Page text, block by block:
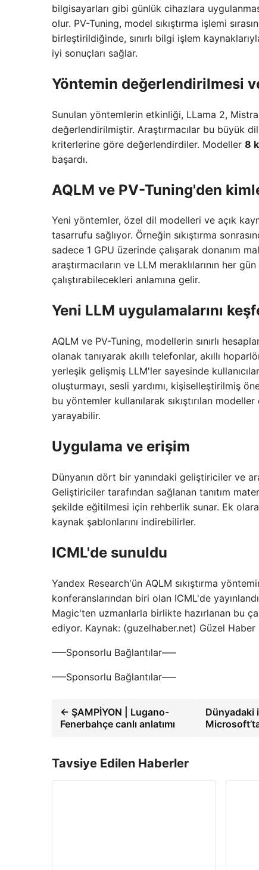
bilgisayarları gibi günlük cihazlara
olur. PV-Tuning, model sıkıştırma işlemi
birleştirildiğinde, sınırlı bilgi işlem
iyi sonuçları sağlar.
Yöntemin değerlendirilmesi
Sunulan yöntemlerin etkinliği, LLama 2,
değerlendirilmiştir. Araştırmacılar bu büyük
kriterlerine göre değerlendirdiler. Modeller 8
başardı.
AQLM ve PV-Tuning'den
Yeni yöntemler, özel dil modelleri ve açık
tasarrufu sağlıyor. Örneğin sıkıştırma
sadece 1 GPU üzerinde çalışarak donanım
araştırmacıların ve LLM meraklılarının her
çalıştırabilecekleri anlamına gelir.
Yeni LLM uygulamalarını
AQLM ve PV-Tuning, modellerin sınırlı
olanak tanıyarak akıllı telefonlar, akıllı
yerleşik gelişmiş LLM'ler sayesinde
oluşturmayı, sesli yardımı, kişiselleştirilmiş
bu yöntemler kullanılarak sıkıştırılan
yarayabilir.
Uygulama ve erişim
Dünyanın dört bir yanındaki geliştiriciler ve
Geliştiriciler tarafından sağlanan tanıtım
şekilde eğitilmesi için rehberlik sunar. Ek
kaynak şablonlarını indirebilirler.
ICML'de sunuldu
Yandex Research'ün AQLM sıkıştırma
konferanslarından biri olan ICML'de
Magic'ten uzmanlarla birlikte hazırlanan bu
ediyor. Kaynak: (guzelhaber.net) Güzel Haber
—–Sponsorlu Bağlantılar—–
—–Sponsorlu Bağlantılar—–
← ŞAMPİYON | Lugano-
Fenerbahçe canlı anlatımı
Dünyadaki
Tavsiye Edilen Haberler